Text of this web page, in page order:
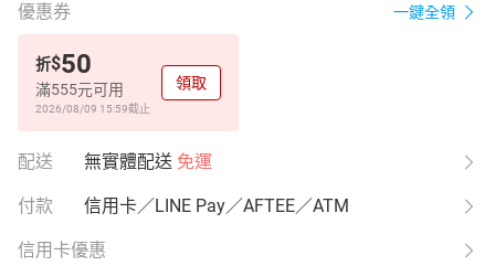
優惠券 一鍵全領
折$50
滿555元可用
2026/08/09 15:59截止
領取
配送 無實體配送 免運
付款 信用卡／LINE Pay／AFTEE／ATM
信用卡優惠